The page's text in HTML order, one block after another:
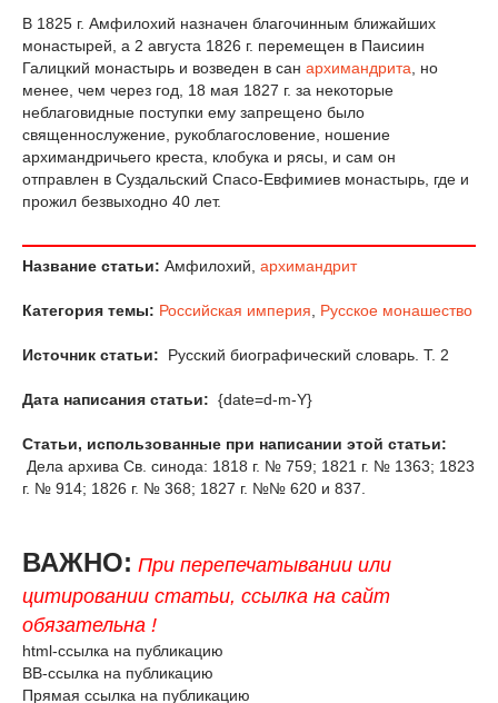
В 1825 г. Амфилохий назначен благочинным ближайших
монастырей, а 2 августа 1826 г. перемещен в Паисиин
Галицкий монастырь и возведен в сан архимандрита , но
менее, чем через год, 18 мая 1827 г. за некоторые
неблаговидные поступки ему запрещено было
священнослужение, рукоблагословение, ношение
архимандричьего креста, клобука и рясы, и сам он
отправлен в Суздальский Спасо-Евфимиев монастырь, где и
прожил безвыходно 40 лет.
Название статьи: Амфилохий, архимандрит
Категория темы: Российская империя, Русское монашество
Источник статьи: Русский биографический словарь. Т. 2
Дата написания статьи: {date=d-m-Y}
Статьи, использованные при написании этой статьи:
Дела архива Св. синода: 1818 г. № 759; 1821 г. № 1363; 1823
г. № 914; 1826 г. № 368; 1827 г. №№ 620 и 837.
ВАЖНО: При перепечатывании или
цитировании статьи, ссылка на сайт
обязательна !
html-ссылка на публикацию
BB-ссылка на публикацию
Прямая ссылка на публикацию